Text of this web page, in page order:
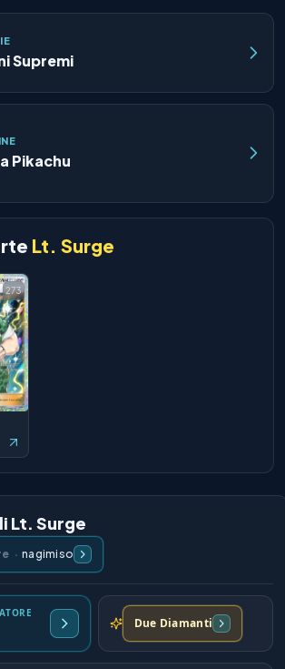
Supremi
Pikachu
Lt. Surge
273
Lt. Surge
· nagimiso
Due Diamanti